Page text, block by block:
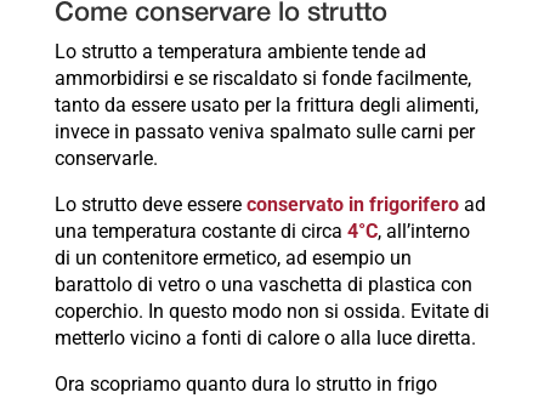
Come conservare lo strutto
Lo strutto a temperatura ambiente tende ad
ammorbidirsi e se riscaldato si fonde facilmente,
tanto da essere usato per la frittura degli alimenti,
invece in passato veniva spalmato sulle carni per
conservarle.
Lo strutto deve essere conservato in frigoriferoad
una temperatura costante di circa 4°C, all’interno
di un contenitore ermetico, ad esempio un
barattolo di vetro o una vaschetta di plastica con
coperchio. In questo modo non si ossida. Evitate di
metterlo vicino a fonti di calore o alla luce diretta.
Ora scopriamo quanto dura lo strutto in frigo